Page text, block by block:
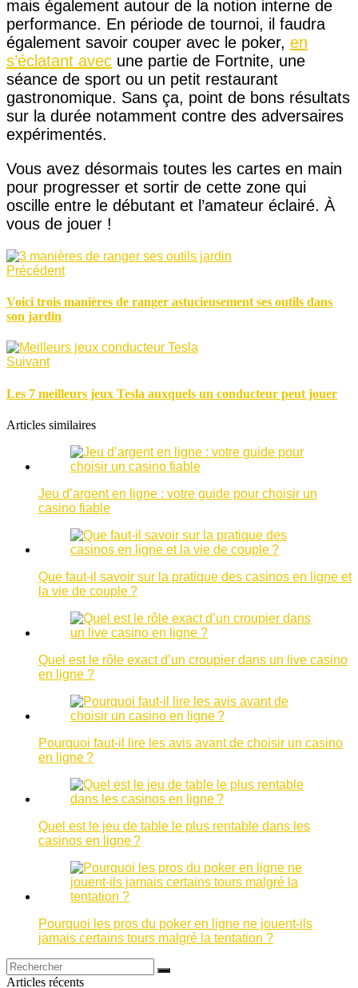
mais également autour de la notion interne de
performance. En période de tournoi, il faudra
également savoir couper avec le poker, en
s’éclatant avec une partie de Fortnite, une
séance de sport ou un petit restaurant
gastronomique. Sans ça, point de bons résultats
sur la durée notamment contre des adversaires
expérimentés.
Vous avez désormais toutes les cartes en main
pour progresser et sortir de cette zone qui
oscille entre le débutant et l’amateur éclairé. À
vous de jouer !
Précédent
Voici trois manières de ranger astucieusement ses outils dans
son jardin
Suivant
Les 7 meilleurs jeux Tesla auxquels un conducteur peut jouer
Articles similaires
Jeu d’argent en ligne : votre guide pour choisir un
casino fiable
Que faut-il savoir sur la pratique des casinos en ligne et
la vie de couple ?
Quel est le rôle exact d’un croupier dans un live casino
en ligne ?
Pourquoi faut-il lire les avis avant de choisir un casino
en ligne ?
Quel est le jeu de table le plus rentable dans les
casinos en ligne ?
Pourquoi les pros du poker en ligne ne jouent-ils
jamais certains tours malgré la tentation ?
Articles récents